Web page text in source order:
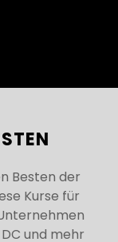
Besten der
Kurse für
und mehr